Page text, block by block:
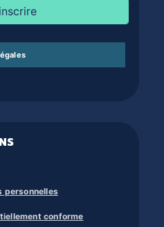
personnelles
conforme